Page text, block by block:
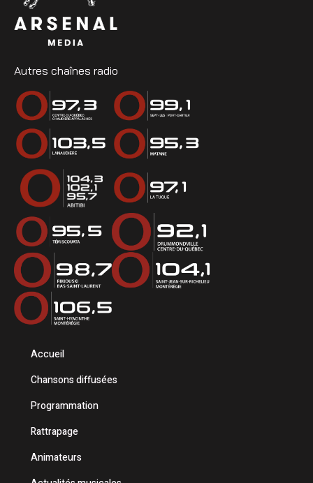
Autres chaînes radio
Accueil
Chansons diffusées
Programmation
Rattrapage
Animateurs